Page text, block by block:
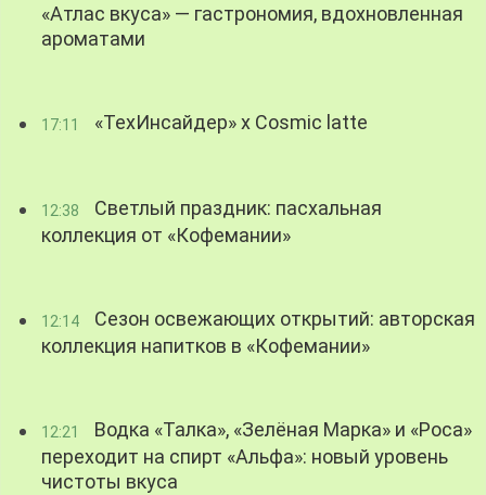
«Атлас вкуса» — гастрономия, вдохновленная
ароматами
17:11 «ТехИнсайдер» х Cosmic latte
12:38
Светлый праздник: пасхальная
коллекция от «Кофемании»
12:14
Сезон освежающих открытий: авторская
коллекция напитков в «Кофемании»
12:21
Водка «Талка», «Зелёная Марка» и «Роса»
переходит на спирт «Альфа»: новый уровень
чистоты вкуса